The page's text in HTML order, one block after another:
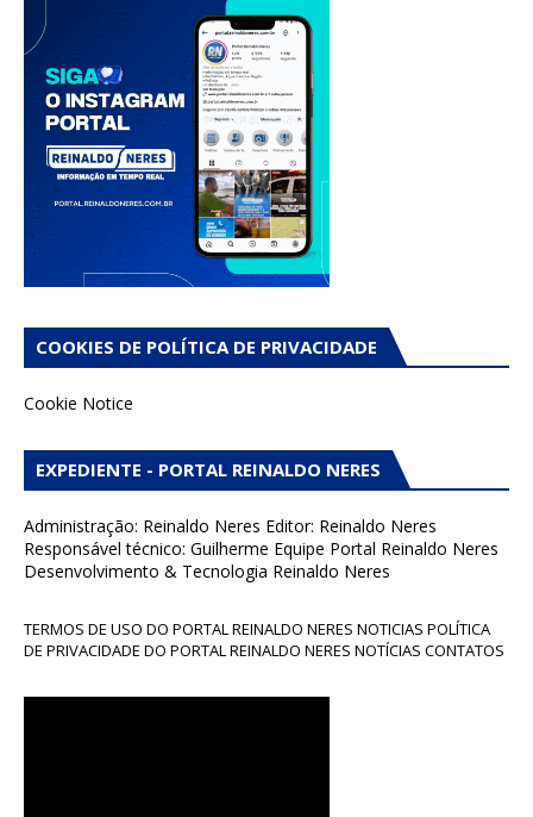
COOKIES DE POLÍTICA DE PRIVACIDADE
Cookie Notice
EXPEDIENTE - PORTAL REINALDO NERES
Administração: Reinaldo Neres Editor: Reinaldo Neres
Responsável técnico: Guilherme Equipe Portal Reinaldo Neres
Desenvolvimento & Tecnologia Reinaldo Neres
TERMOS DE USO DO PORTAL REINALDO NERES NOTICIAS POLÍTICA
DE PRIVACIDADE DO PORTAL REINALDO NERES NOTÍCIAS CONTATOS